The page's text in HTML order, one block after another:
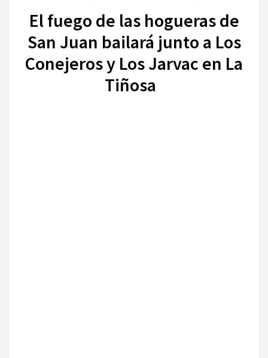
El fuego de las hogueras de
San Juan bailará junto a Los
Conejeros y Los Jarvac en La
Tiñosa